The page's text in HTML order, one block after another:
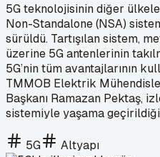
5G teknolojisinin diğer
Non-Standalone (NSA)
sürüldü. Tartışılan sistem,
üzerine 5G antenlerinin
5G’nin tüm avantajlarının
TMMOB Elektrik
Başkanı Ramazan Pektaş,
sistemiyle yaşama
5G Altyapı